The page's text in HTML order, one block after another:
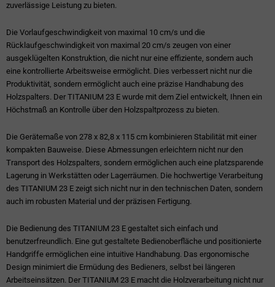
zuverlässige Leistung zu bieten.
Die Vorlaufgeschwindigkeit von maximal 10 cm/s und die
Rücklaufgeschwindigkeit von maximal 20 cm/s zeugen von einer
ausgeklügelten Konstruktion, die nicht nur eine effiziente, sondern auch
eine kontrollierte Arbeitsweise ermöglicht. Dies verbessert nicht nur die
Produktivität, sondern ermöglicht auch eine präzise Handhabung des
Holzspalters. Der TITANIUM 23 E wurde mit dem Ziel entwickelt, Ihnen ein
Höchstmaß an Kontrolle über den Holzspaltprozess zu bieten.
Die Gerätemaße von 278 x 82,8 x 115 cm kombinieren Stabilität mit einer
kompakten Bauweise. Diese Abmessungen erleichtern nicht nur den
Transport des Holzspalters, sondern ermöglichen auch eine platzsparende
Lagerung in Werkstätten oder Lagerräumen. Die hochwertige Verarbeitung
des TITANIUM 23 E zeigt sich nicht nur in den technischen Daten, sondern
auch im robusten Material und der präzisen Fertigung.
Die Bedienung des TITANIUM 23 E gestaltet sich einfach und
benutzerfreundlich. Eine gut gestaltete Bedienoberfläche und positionierte
Handgriffe ermöglichen eine intuitive Handhabung. Das ergonomische
Design minimiert die Ermüdung des Bedieners, selbst bei längeren
Arbeitseinsätzen. Der TITANIUM 23 E macht die Holzverarbeitung nicht nur